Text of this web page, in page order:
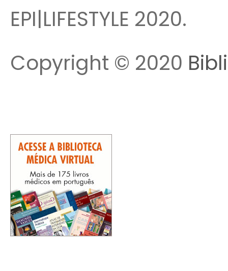
EPI|LIFESTYLE 2020.
Copyright © 2020